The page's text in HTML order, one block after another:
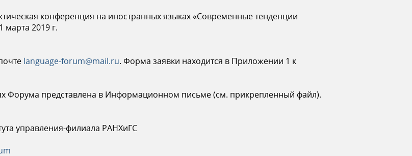
конференция на иностранных языках «Современные тенденции
марта 2019 г.
language-forum@mail.ru. Форма заявки находится в Приложении 1 к
Форума представлена в Информационном письме (см. прикрепленный файл).
управления-филиала РАНХиГС